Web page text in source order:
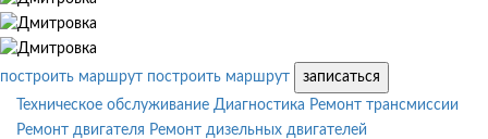
построить маршрут построить маршрут
записаться
Техническое обслуживание Диагностика Ремонт трансмиссии
Ремонт двигателя Ремонт дизельных двигателей